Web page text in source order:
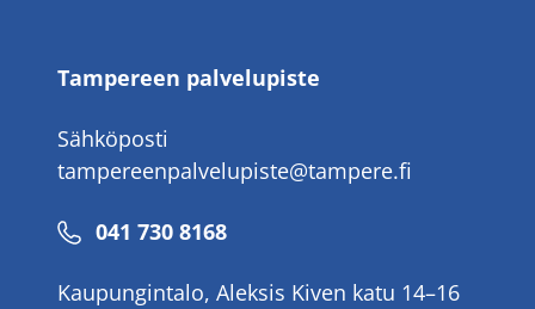
Tampereen palvelupiste
Sähköposti
tampereenpalvelupiste@tampere.fi
Puhelinnumero
041 730 8168
Kaupungintalo, Aleksis Kiven katu 14–16